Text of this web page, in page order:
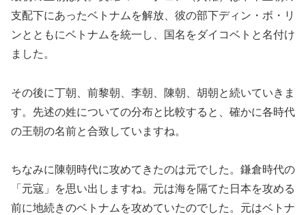
支配下にあったベトナムを解放、彼の部下ディン・ボ・リ
ンとともにベトナムを統一し、国名をダイコベトと名付け
ました。
その後に丁朝、前黎朝、李朝、陳朝、胡朝と続いていきま
す。先述の姓についての分布と比較すると、確かに各時代
の王朝の名前と合致していますね。
ちなみに陳朝時代に攻めてきたのは元でした。鎌倉時代の
「元寇」を思い出しますね。元は海を隔てた日本を攻める
前に地続きのベトナムを攻めていたのでした。元はベトナ